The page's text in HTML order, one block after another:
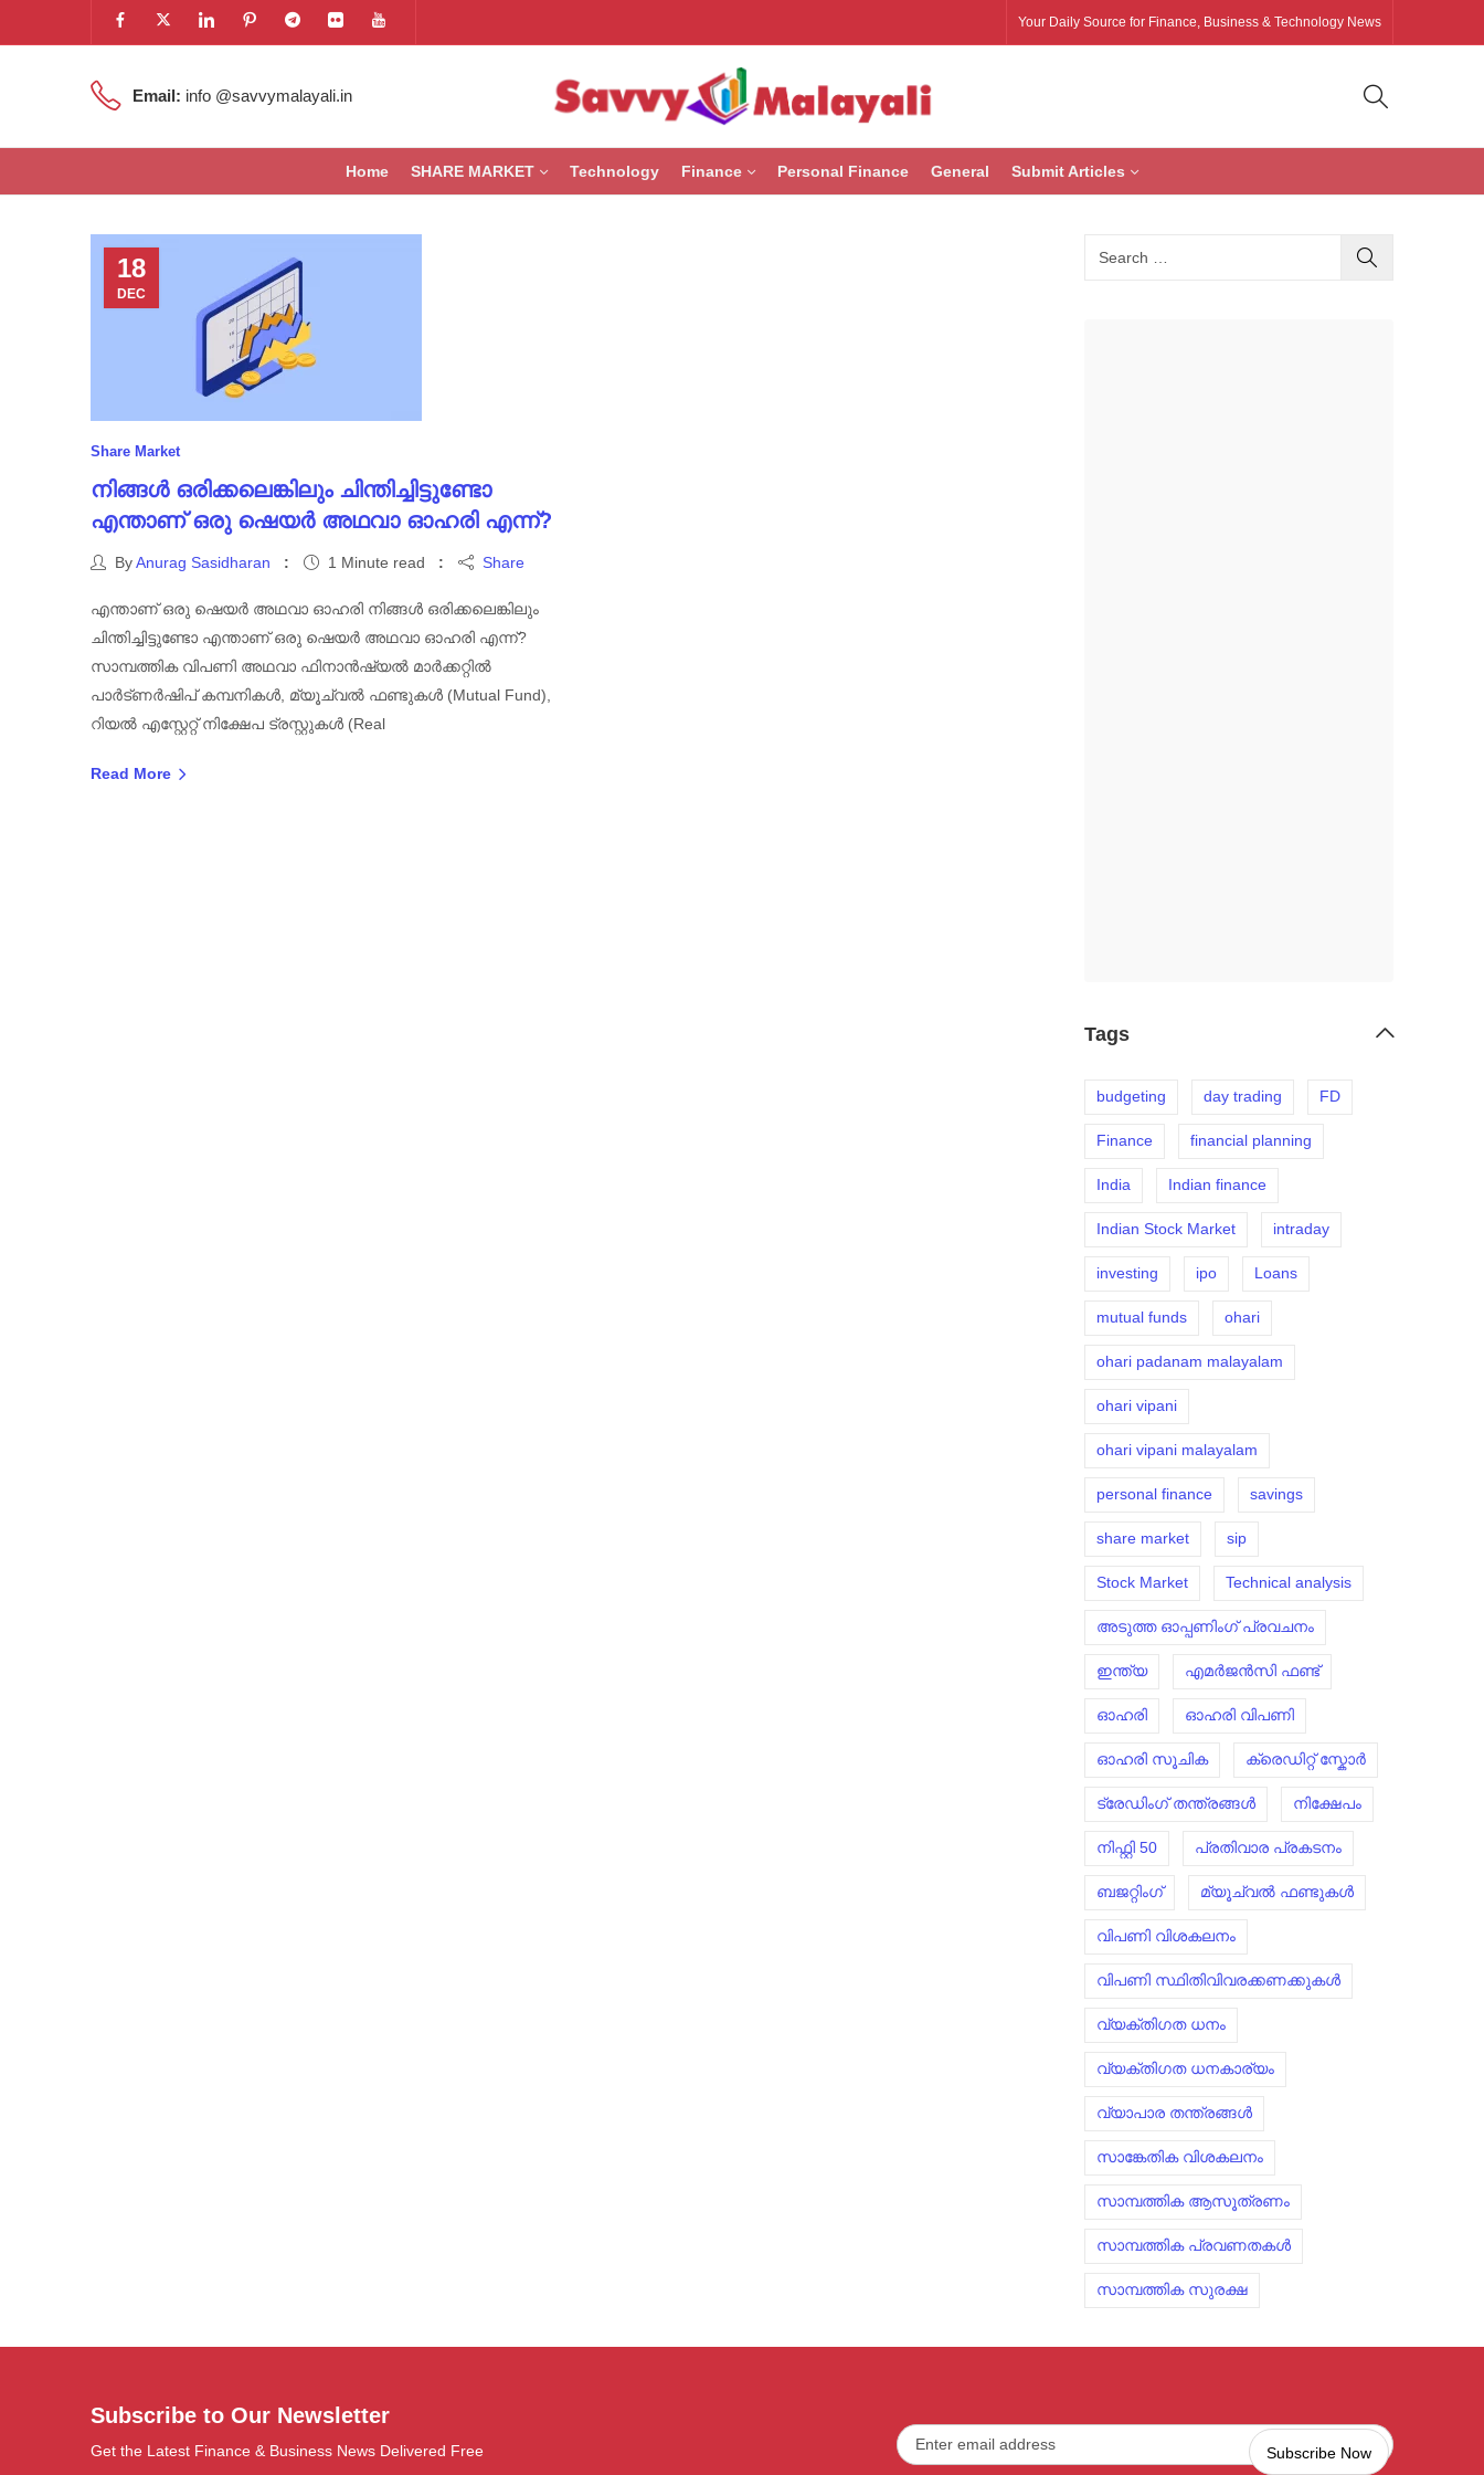
Your Daily Source for Finance, Business & Technology News
Email: info @savvymalayali.in
Home SHARE MARKET Technology Finance Personal Finance General Submit Articles
18
DEC
Share Market
നിങ്ങൾ ഒരിക്കലെങ്കിലും ചിന്തിച്ചിട്ടുണ്ടോ
എന്താണ് ഒരു ഷെയർ അഥവാ ഓഹരി എന്ന്?
ByAnurag Sasidharan 1 Minute read Share
എന്താണ് ഒരു ഷെയർ അഥവാ ഓഹരി നിങ്ങൾ ഒരിക്കലെങ്കിലും
ചിന്തിച്ചിട്ടുണ്ടോ എന്താണ് ഒരു ഷെയർ അഥവാ ഓഹരി എന്ന്?
സാമ്പത്തിക വിപണി അഥവാ ഫിനാൻഷ്യൽ മാർക്കറ്റിൽ
പാർട്ണർഷിപ് കമ്പനികൾ, മ്യൂച്വൽ ഫണ്ടുകൾ (Mutual Fund),
റിയൽ എസ്റ്റേറ്റ് നിക്ഷേപ ട്രസ്റ്റുകൾ (Real
Read More
Tags
budgeting day trading FD
Finance financial planning
India Indian finance
Indian Stock Market intraday
investing ipo Loans
mutual funds ohari
ohari padanam malayalam
ohari vipani
ohari vipani malayalam
personal finance savings
share market sip
Stock Market Technical analysis
അടുത്ത ഓപ്പണിംഗ് പ്രവചനം
ഇന്ത്യ എമർജൻസി ഫണ്ട്
ഓഹരി ഓഹരി വിപണി
ഓഹരി സൂചിക ക്രെഡിറ്റ് സ്കോർ
ട്രേഡിംഗ് തന്ത്രങ്ങൾ നിക്ഷേപം
നിഫ്റ്റി 50 പ്രതിവാര പ്രകടനം
ബജറ്റിംഗ് മ്യൂച്വൽ ഫണ്ടുകൾ
വിപണി വിശകലനം
വിപണി സ്ഥിതിവിവരക്കണക്കുകൾ
വ്യക്തിഗത ധനം
വ്യക്തിഗത ധനകാര്യം
വ്യാപാര തന്ത്രങ്ങൾ
സാങ്കേതിക വിശകലനം
സാമ്പത്തിക ആസൂത്രണം
സാമ്പത്തിക പ്രവണതകൾ
സാമ്പത്തിക സുരക്ഷ
Subscribe to Our Newsletter
Get the Latest Finance & Business News Delivered Free